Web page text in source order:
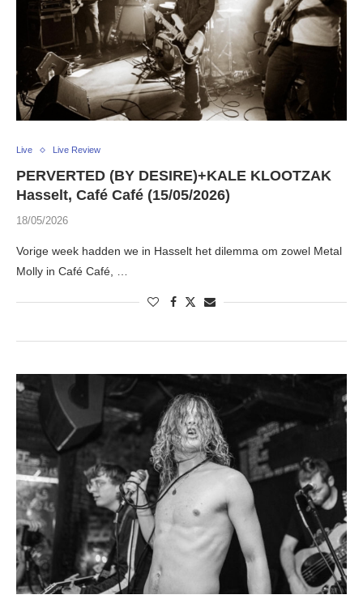
Live Live Review
PERVERTED (BY DESIRE)+KALE KLOOTZAK
Hasselt, Café Café (15/05/2026)
18/05/2026
Vorige week hadden we in Hasselt het dilemma om zowel Metal
Molly in Café Café, …